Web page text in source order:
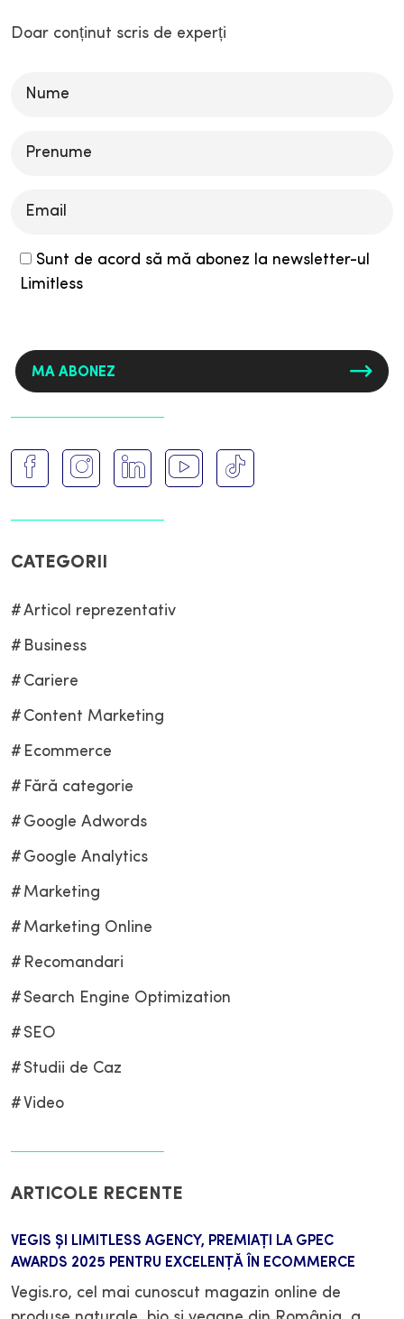
Doar conținut scris de experți
Please
field
Sunt de acord să mă abonez la newsletter-ul
Limitless
CATEGORII
Articol reprezentativ
Business
Cariere
Content Marketing
Ecommerce
Fără categorie
Google Adwords
Google Analytics
Marketing
Marketing Online
Recomandari
Search Engine Optimization
SEO
Studii de Caz
Video
ARTICOLE RECENTE
VEGIS ȘI LIMITLESS AGENCY, PREMIAȚI LA GPEC
AWARDS 2025 PENTRU EXCELENȚĂ ÎN ECOMMERCE
Vegis.ro, cel mai cunoscut magazin online de